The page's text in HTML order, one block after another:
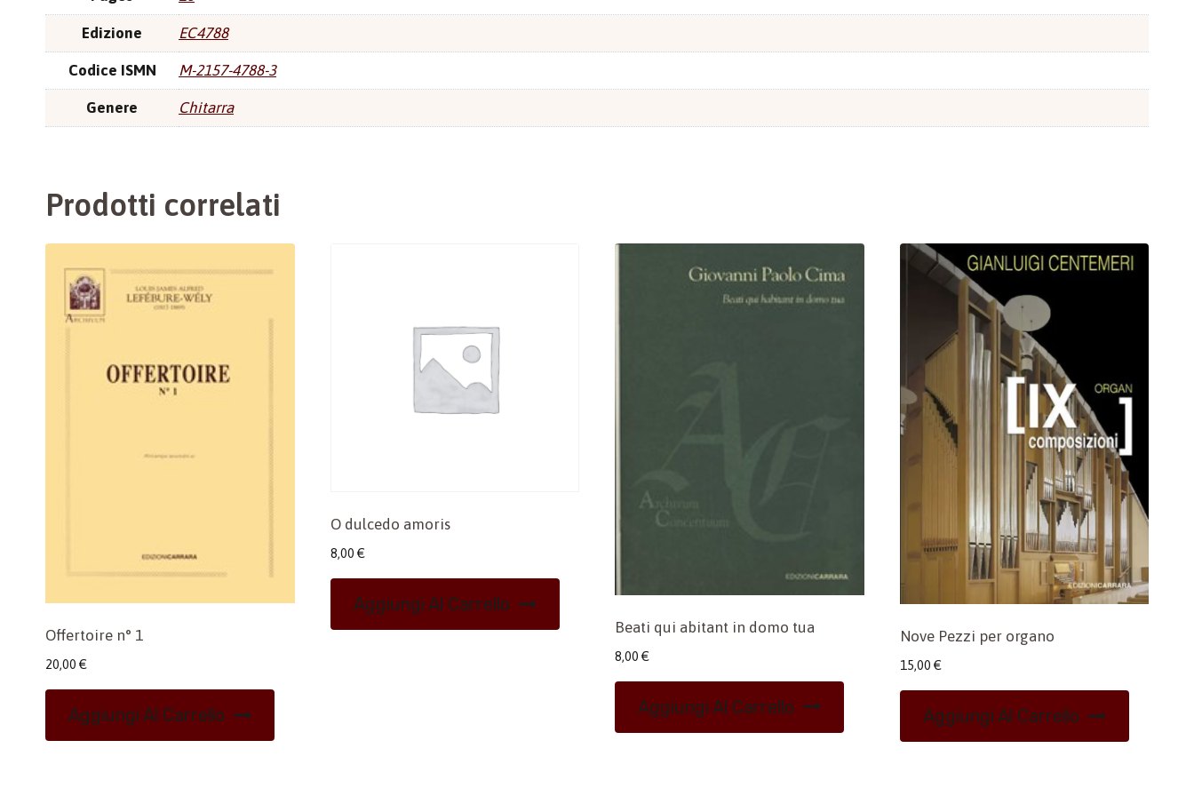
Edizione EC4788
Codice ISMN M-2157-4788-3
Genere Chitarra
Prodotti correlati
Offertoire n° 1
20,00 €
Aggiungi Al Carrello
O dulcedo amoris
8,00 €
Aggiungi Al Carrello
Beati qui abitant in domo tua
8,00 €
Aggiungi Al Carrello
Nove Pezzi per organo
15,00 €
Aggiungi Al Carrello